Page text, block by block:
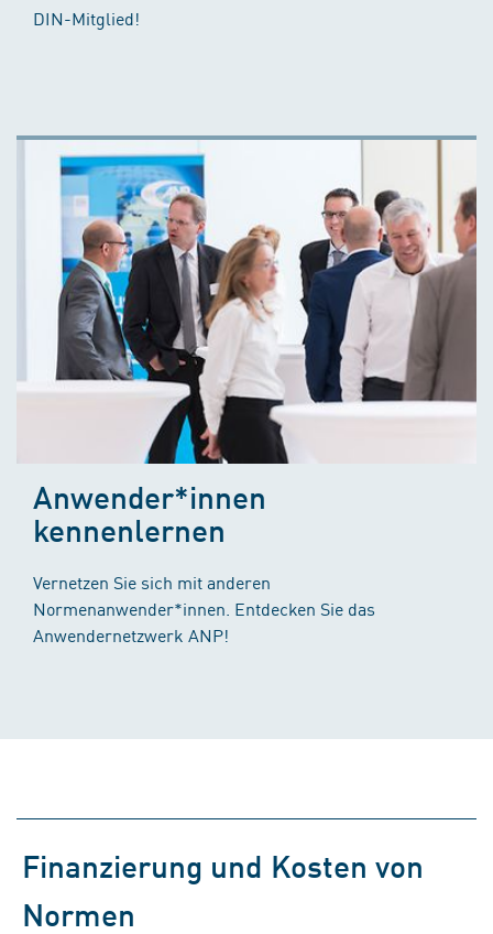
DIN-Mitglied!
Anwender*innen
kennenlernen
Vernetzen Sie sich mit anderen
Normenanwender*innen. Entdecken Sie das
Anwendernetzwerk ANP!
Finanzierung und Kosten von
Normen